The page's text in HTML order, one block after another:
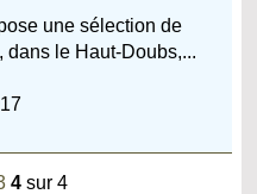
une sélection de
dans le Haut-Doubs,...
4sur 4